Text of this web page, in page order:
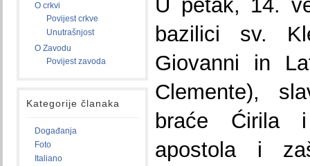
O crkvi
Povijest crkve
Unutrašnjost
O Zavodu
Povijest zavoda
Kategorije članaka
Događanja
Foto
Italiano
U petak, 14.
bazilici sv.
Giovanni in
Clemente),
braće Ćirila i
apostola i